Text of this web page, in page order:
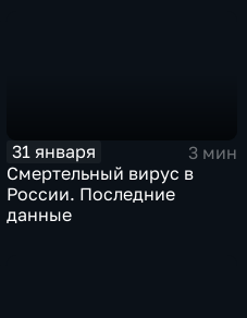
31 января
3 мин
Смертельный вирус в
России. Последние
данные